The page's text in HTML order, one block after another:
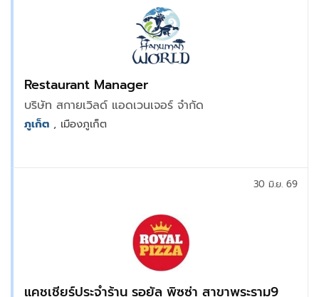
Restaurant Manager
บริษัท สกายเวิลด์ แอดเวนเจอร์ จำกัด
ภูเก็ต , เมืองภูเก็ต
แคชเชียร์ประจำร้าน รอยัล พิซซ่า สาขาพระราม9
30 มิ.ย. 69